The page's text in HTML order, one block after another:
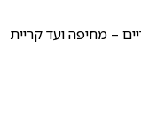
– מחיפה ועד קריית